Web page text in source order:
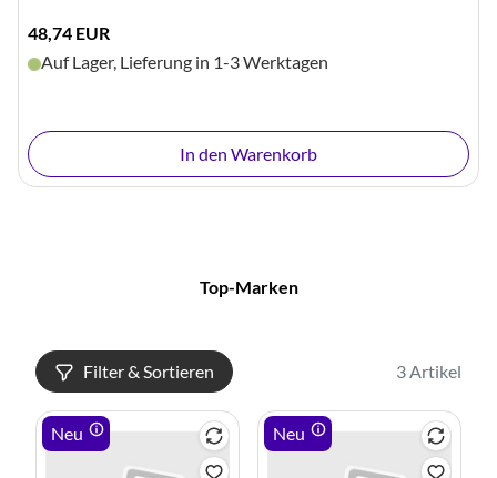
48,74 EUR
Auf Lager, Lieferung in 1-3 Werktagen
In den Warenkorb
Top-Marken
Filter & Sortieren 3 Artikel
Neu Neu